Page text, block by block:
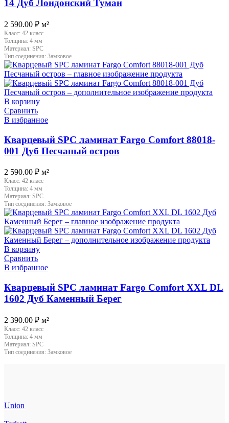
14 Дуб Лондонский Туман
2 590.00 ₽ м²
Класс: 42 класс
Толщина: 4 мм
Материал: SPC
Тип соединения: Замковое
В корзину
Сравнить
В избранное
Кварцевый SPC ламинат Fargo Comfort 88018-
001 Дуб Песчаный остров
2 590.00 ₽ м²
Класс: 42 класс
Толщина: 4 мм
Материал: SPC
Тип соединения: Замковое
В корзину
Сравнить
В избранное
Кварцевый SPC ламинат Fargo Comfort XXL DL
1602 Дуб Каменный Берег
2 390.00 ₽ м²
Класс: 42 класс
Толщина: 4 мм
Материал: SPC
Тип соединения: Замковое
Union